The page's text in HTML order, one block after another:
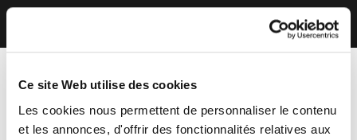
Ce site Web utilise des cookies
Les cookies nous permettent de personnaliser le contenu
et les annonces, d'offrir des fonctionnalités relatives aux